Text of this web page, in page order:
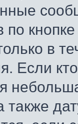
по кнопке
в
Если
также